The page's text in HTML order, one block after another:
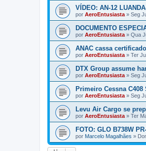
VÍDEO: AN-12
por AeroEntusiasta » Seg
DOCUMENTO
por AeroEntusiasta » Qua
ANAC cassa
por AeroEntusiasta » Ter
DTX Group assume
por AeroEntusiasta » Seg
Primeiro Cessna
por AeroEntusiasta » Seg
Levu Air Cargo se
por AeroEntusiasta » Ter
FOTO: GLO B738W
por Marcelo Magalhães »